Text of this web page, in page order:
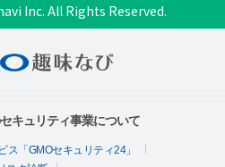
Inc. All Rights Reserved.